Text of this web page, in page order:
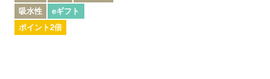
吸水性
eギフト
ポイント2倍